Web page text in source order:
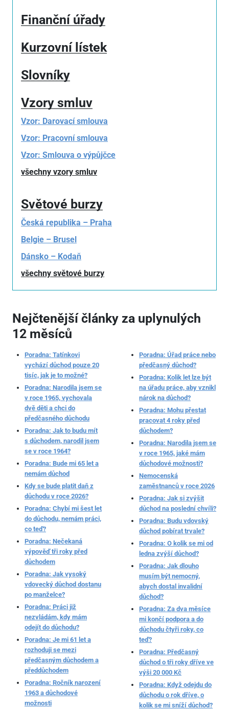
Finanční úřady
Kurzovní lístek
Slovníky
Vzory smluv
Vzor: Darovací smlouva
Vzor: Pracovní smlouva
Vzor: Smlouva o výpůjčce
všechny vzory smluv
Světové burzy
Česká republika – Praha
Belgie – Brusel
Dánsko – Kodaň
všechny světové burzy
Nejčtenější články za uplynulých
12 měsíců
Poradna: Tatínkovi
vychází důchod pouze 20
tisíc, jak je to možné?
Poradna: Narodila jsem se
v roce 1965, vychovala
dvě děti a chci do
předčasného důchodu
Poradna: Jak to budu mít
s důchodem, narodil jsem
se v roce 1964?
Poradna: Bude mi 65 let a
nemám důchod
Kdy se bude platit daň z
důchodu v roce 2026?
Poradna: Chybí mi šest let
do důchodu, nemám práci,
co teď?
Poradna: Nečekaná
výpověď tři roky před
důchodem
Poradna: Jak vysoký
vdovecký důchod dostanu
po manželce?
Poradna: Práci již
nezvládám, kdy mám
odejít do důchodu?
Poradna: Je mi 61 let a
rozhoduji se mezi
předčasným důchodem a
předdůchodem
Poradna: Ročník narození
1963 a důchodové
možnosti
Poradna: Úřad práce nebo
předčasný důchod?
Poradna: Kolik let lze být
na úřadu práce, aby vznikl
nárok na důchod?
Poradna: Mohu přestat
pracovat 4 roky před
důchodem?
Poradna: Narodila jsem se
v roce 1965, jaké mám
důchodové možnosti?
Nemocenská
zaměstnanců v roce 2026
Poradna: Jak si zvýšit
důchod na poslední chvíli?
Poradna: Budu vdovský
důchod pobírat trvale?
Poradna: O kolik se mi od
ledna zvýší důchod?
Poradna: Jak dlouho
musím být nemocný,
abych dostal invalidní
důchod?
Poradna: Za dva měsíce
mi končí podpora a do
důchodu čtyři roky, co
teď?
Poradna: Předčasný
důchod o tři roky dříve ve
výši 20 000 Kč
Poradna: Když odejdu do
důchodu o rok dříve, o
kolik se mi sníží důchod?